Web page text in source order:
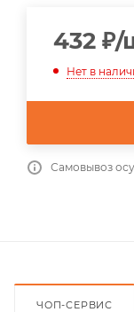
432 ₽/
Нет в
Самовывоз
ЧОП-СЕРВИС